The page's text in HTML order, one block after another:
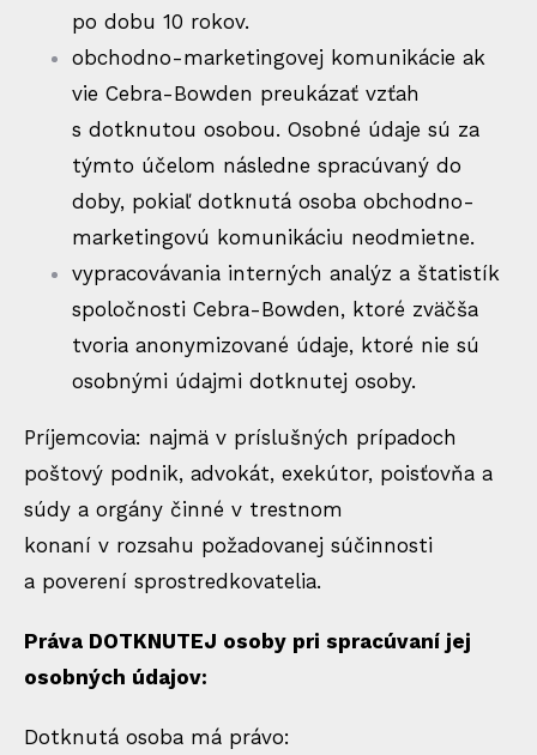
po dobu 10 rokov.
obchodno-marketingovej komunikácie ak
vie Cebra-Bowden preukázať vzťah
s dotknutou osobou. Osobné údaje sú za
týmto účelom následne spracúvaný do
doby, pokiaľ dotknutá osoba obchodno-
marketingovú komunikáciu neodmietne.
vypracovávania interných analýz a štatistík
spoločnosti Cebra-Bowden, ktoré zväčša
tvoria anonymizované údaje, ktoré nie sú
osobnými údajmi dotknutej osoby.
Príjemcovia: najmä v príslušných prípadoch
poštový podnik, advokát, exekútor, poisťovňa a
súdy a orgány činné v trestnom
konaní v rozsahu požadovanej súčinnosti
a poverení sprostredkovatelia.
Práva DOTKNUTEJ osoby pri spracúvaní jej
osobných údajov:
Dotknutá osoba má právo: